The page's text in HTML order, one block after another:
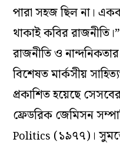
পারা সহজ ছিল না।
থাকাই কবির রাজনীতি।”
রাজনীতি ও
বিশেষত মার্কসীয়
প্রকাশিত হয়েছে
ফ্রেডরিক জেমিসন
Politics (১৯৭৭)।